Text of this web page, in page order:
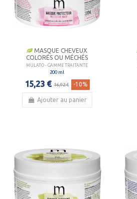
MASQUE CHEVEUX
COLORÉS OU MÉCHÉS
MULATO - GAMME TRAITANTE
200 ml
15,23 € 16,92 € -10%
Ajouter au panier